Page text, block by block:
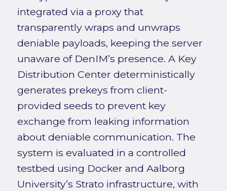
integrated via a proxy that
transparently wraps and unwraps
deniable payloads, keeping the server
unaware of DenIM’s presence. A Key
Distribution Center deterministically
generates prekeys from client-
provided seeds to prevent key
exchange from leaking information
about deniable communication. The
system is evaluated in a controlled
testbed using Docker and Aalborg
University’s Strato infrastructure, with